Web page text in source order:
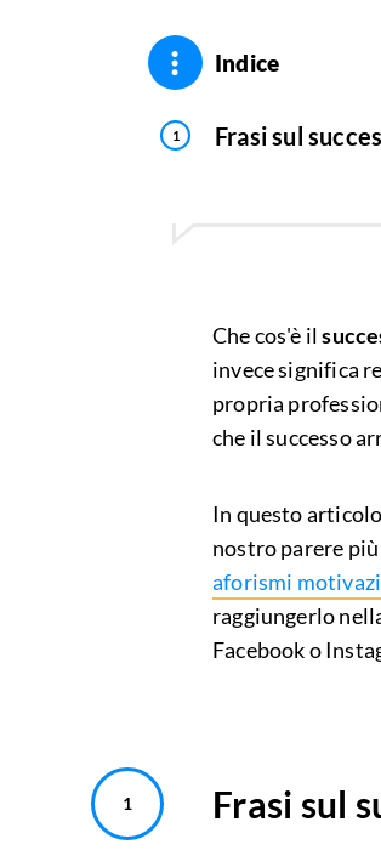
Indice
Frasi sul
Che cos'è il
invece significa
propria
che il successo
In questo
nostro parere
aforismi
raggiungerlo
Facebook o
Frasi sul